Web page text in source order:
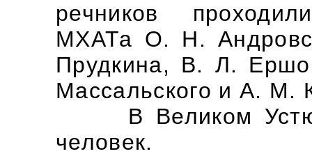
речников
МХАТа О. Н.
Прудкина, В. Л.
Массальского и А. М.
В Великом
человек.